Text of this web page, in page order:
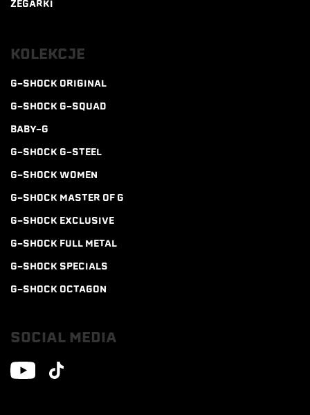
ZEGARKI
KOLEKCJE
G-SHOCK ORIGINAL
G-SHOCK G-SQUAD
BABY-G
G-SHOCK G-STEEL
G-SHOCK WOMEN
G-SHOCK MASTER OF G
G-SHOCK EXCLUSIVE
G-SHOCK FULL METAL
G-SHOCK SPECIALS
G-SHOCK OCTAGON
SOCIAL MEDIA